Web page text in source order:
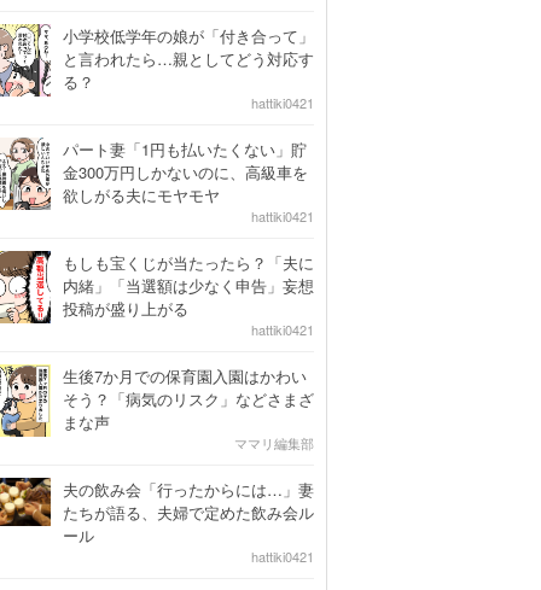
小学校低学年の娘が「付き合って」
と言われたら…親としてどう対応す
る？
hattiki0421
パート妻「1円も払いたくない」貯
金300万円しかないのに、高級車を
欲しがる夫にモヤモヤ
hattiki0421
もしも宝くじが当たったら？「夫に
内緒」「当選額は少なく申告」妄想
投稿が盛り上がる
hattiki0421
生後7か月での保育園入園はかわい
そう？「病気のリスク」などさまざ
まな声
ママリ編集部
夫の飲み会「行ったからには…」妻
たちが語る、夫婦で定めた飲み会ル
ール
hattiki0421